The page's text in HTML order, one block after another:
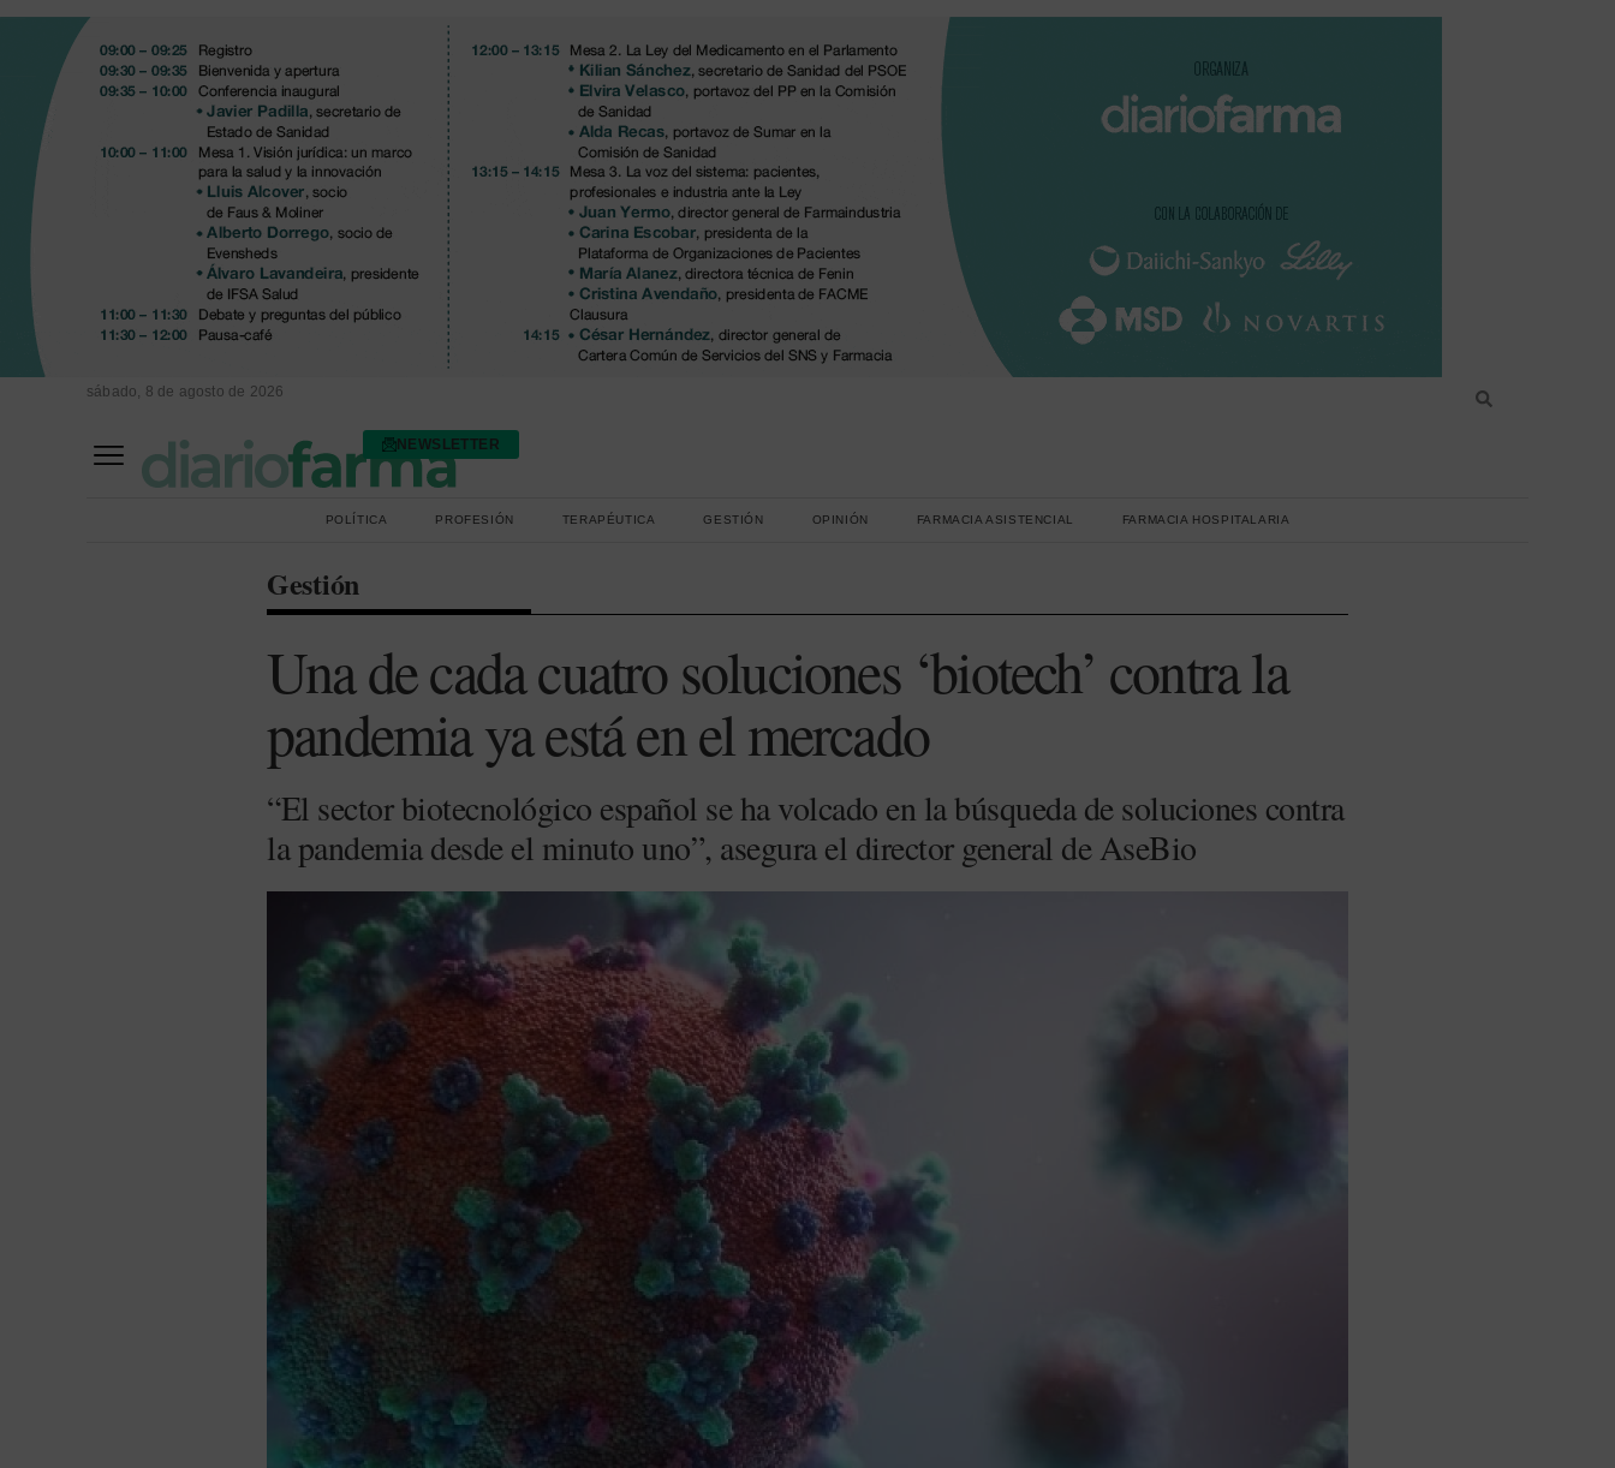
sábado, 8 de agosto de 2026
NEWSLETTER
POLÍTICA PROFESIÓN TERAPÉUTICA GESTIÓN OPINIÓN FARMACIA ASISTENCIAL FARMACIA HOSPITALARIA
Gestión
Una de cada cuatro soluciones ‘biotech’ contra la
pandemia ya está en el mercado
“El sector biotecnológico español se ha volcado en la búsqueda de soluciones contra
la pandemia desde el minuto uno”, asegura el director general de AseBio